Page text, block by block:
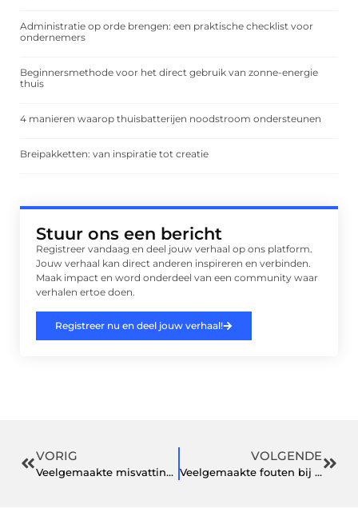
Administratie op orde brengen: een praktische checklist voor
ondernemers
Beginnersmethode voor het direct gebruik van zonne-energie
thuis
4 manieren waarop thuisbatterijen noodstroom ondersteunen
Breipakketten: van inspiratie tot creatie
Stuur ons een bericht
Registreer vandaag en deel jouw verhaal op ons platform.
Jouw verhaal kan direct anderen inspireren en verbinden.
Maak impact en word onderdeel van een community waar
verhalen ertoe doen.
Registreer nu en deel jouw verhaal!
VORIG
Veelgemaakte misvattingen over speelgoed en spelontwikkeling bij kinderen
VOLGENDE
Veelgemaakte fouten bij het implementeren van duurzame energieoplossingen